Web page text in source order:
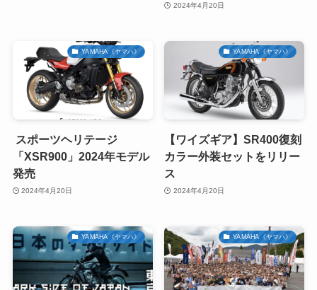
2024年4月20日
YAMAHA《ヤマハ》
スポーツヘリテージ
「XSR900」2024年モデル
発売
2024年4月20日
YAMAHA《ヤマハ》
【ワイズギア】SR400復刻
カラー外装セットをリリー
ス
2024年4月20日
YAMAHA《ヤマハ》 YAMAHA《ヤマハ》